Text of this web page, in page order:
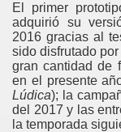
El primer
adquirió su
2016 gracias al
sido disfrutado
gran cantidad de
en el presente
Lúdica); la
del 2017 y las
la temporada